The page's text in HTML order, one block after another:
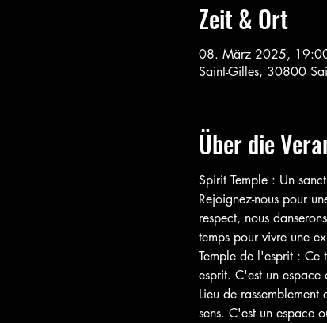
Zeit & Ort
08. März 2025,
Saint-Gilles, 30800
Über die
Spirit Temple : Un
Rejoignez-nous pour
respect, nous
temps pour vivre une
Temple de l'esprit : Ce
esprit. C'est un
Lieu de
sens. C'est un espace